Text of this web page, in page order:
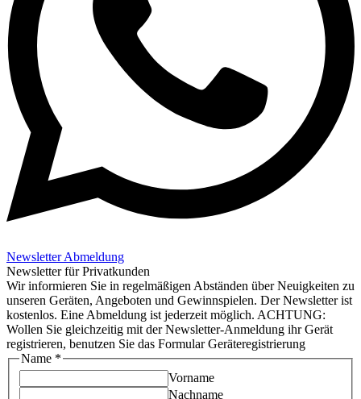
Newsletter Abmeldung
Newsletter für Privatkunden
Wir informieren Sie in regelmäßigen Abständen über Neuigkeiten zu
unseren Geräten, Angeboten und Gewinnspielen. Der Newsletter ist
kostenlos. Eine Abmeldung ist jederzeit möglich. ACHTUNG:
Wollen Sie gleichzeitig mit der Newsletter-Anmeldung ihr Gerät
registrieren, benutzen Sie das Formular Geräteregistrierung
Name *
Vorname
Nachname